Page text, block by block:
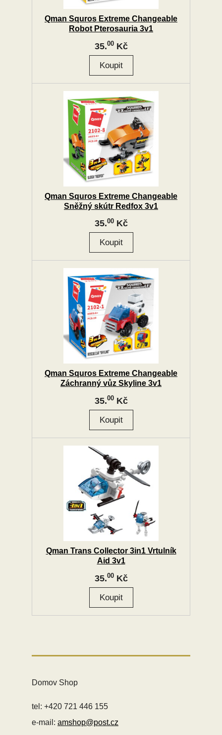
Qman Squros Extreme Changeable
Robot Pterosauria 3v1
35.00Kč
Qman Squros Extreme Changeable
Sněžný skútr Redfox 3v1
35.00Kč
Qman Squros Extreme Changeable
Záchranný vůz Skyline 3v1
35.00Kč
Qman Trans Collector 3in1 Vrtulník
Aid 3v1
35.00Kč
Domov Shop
tel: +420 721 446 155
e-mail: amshop@post.cz